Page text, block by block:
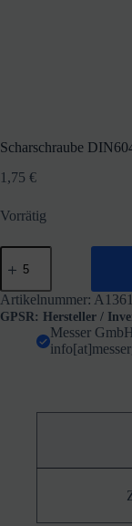
Scharschraube
1,75 €
Vorrätig
Scharschraube
DIN604
8.8
o.M.
Artikelnummer: A1361
GPSR: Hersteller /
Messer